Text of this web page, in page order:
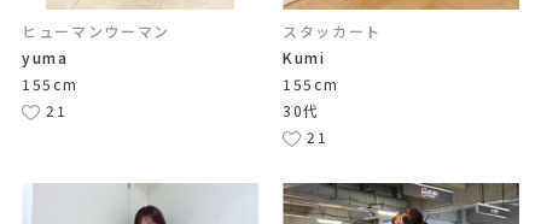
ヒューマンウーマン
yuma
155cm
21
スタッカート
Kumi
155cm
30代
21